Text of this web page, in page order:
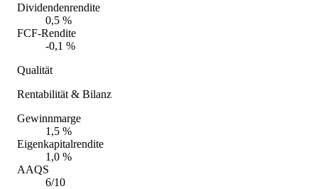
Dividendenrendite
0,5 %
FCF-Rendite
-0,1 %
Qualität
Rentabilität & Bilanz
Gewinnmarge
1,5 %
Eigenkapitalrendite
1,0 %
AAQS
6/10